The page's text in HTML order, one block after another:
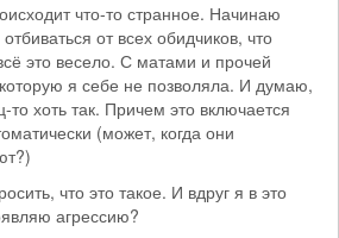
что-то странное. Начинаю
от всех обидчиков, что
это весело. С матами и прочей
я себе не позволяла. И думаю,
то хоть так. Причем это включается
(может, когда они
что это такое. И вдруг я в это
агрессию?